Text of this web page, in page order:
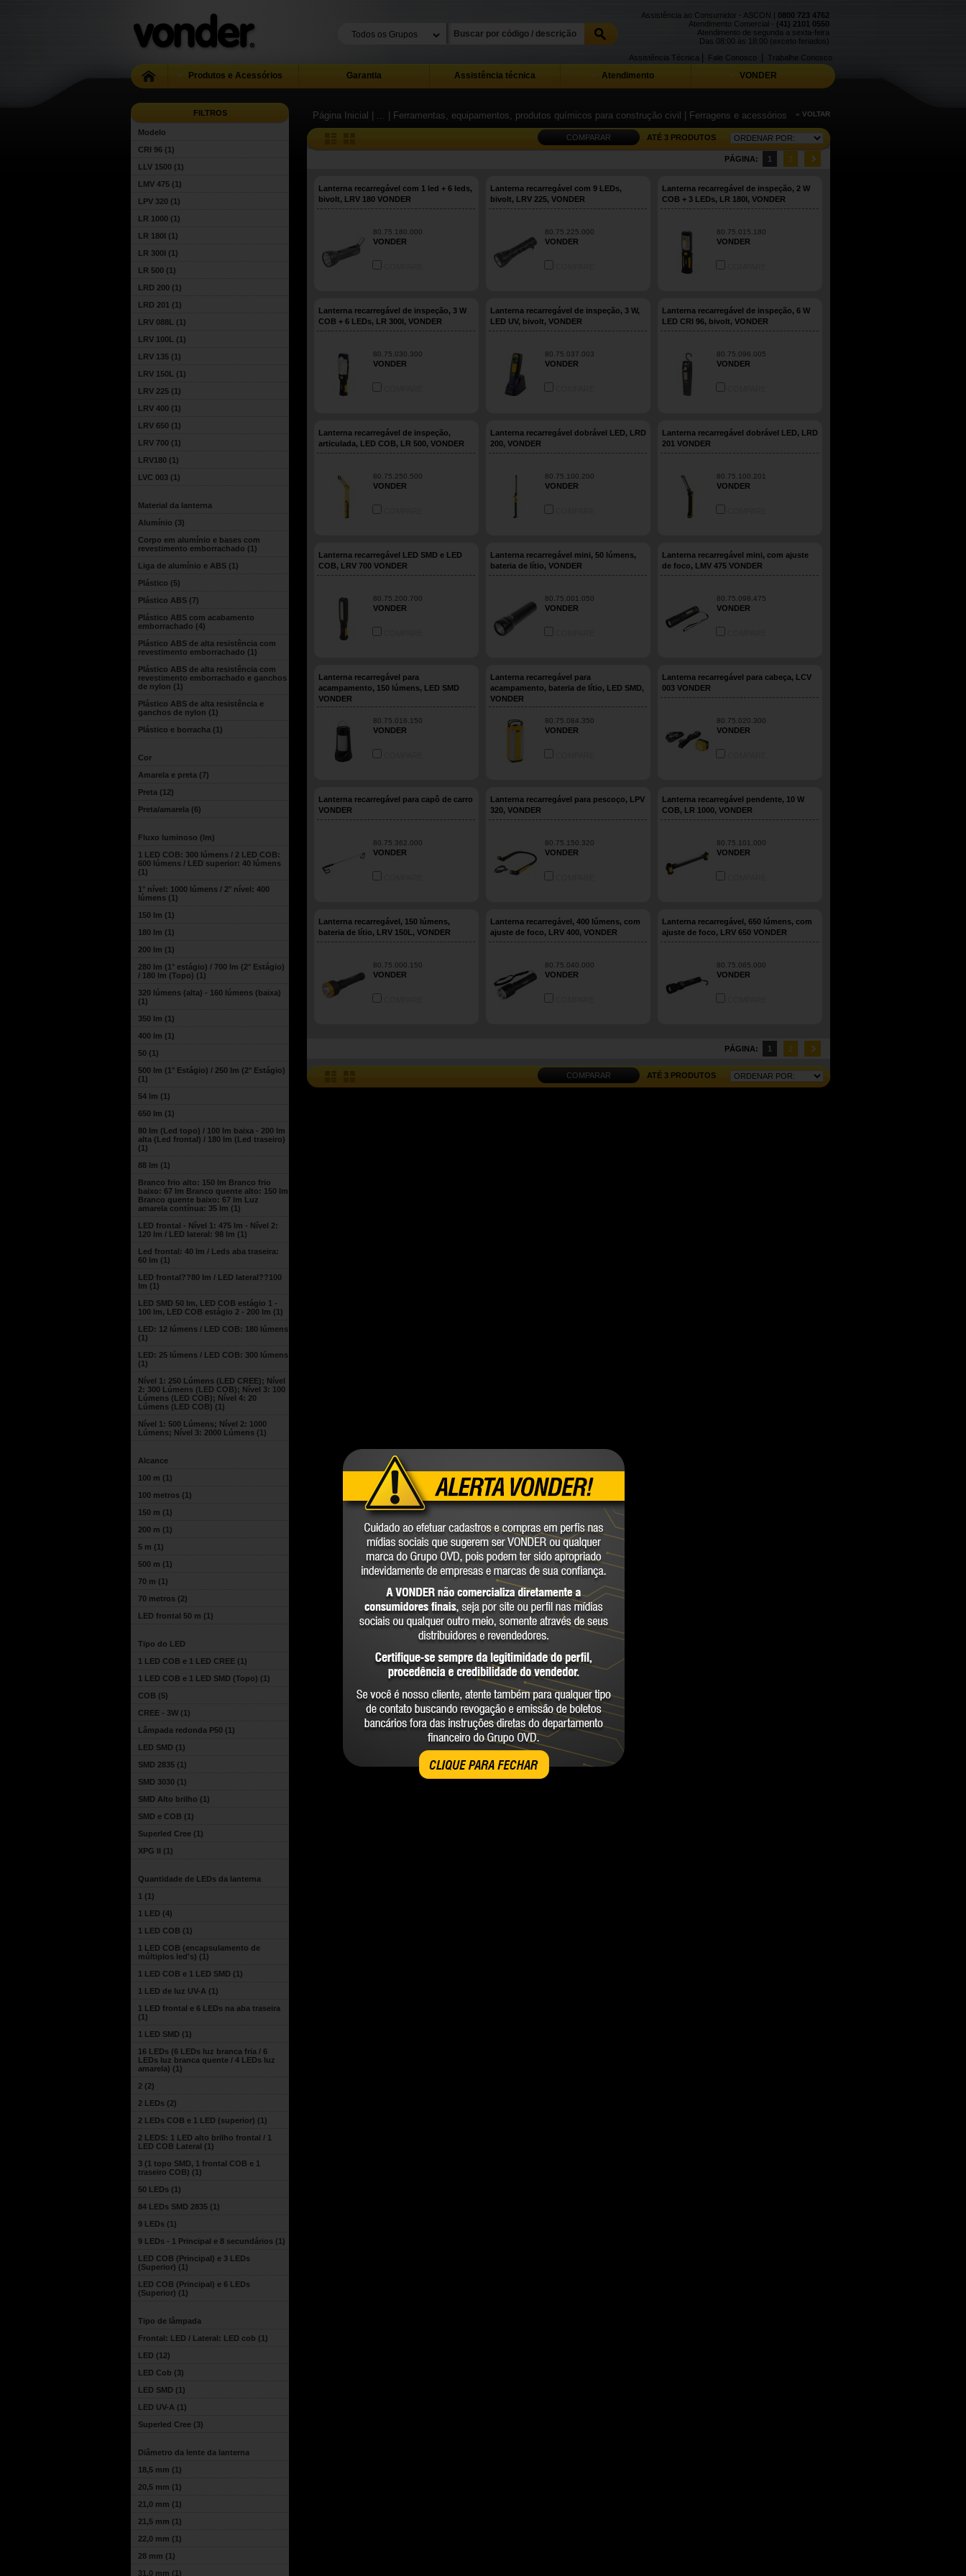
CLIQUE PARA FECHAR
Assistência ao Consumidor - ASCON | 0800 723 4762
Atendimento Comercial - (41) 2101 0550
Atendimento de segunda a sexta-feira
Das 08:00 às 18:00 (exceto feriados)
Trabalhe Conosco
Fale Conosco
Assistência Técnica
Produtos e Acessórios Garantia Assistência técnica Atendimento VONDER
FILTROS
Modelo
CRI 96 (1)
LLV 1500 (1)
LMV 475 (1)
LPV 320 (1)
LR 1000 (1)
LR 180I (1)
LR 300I (1)
LR 500 (1)
LRD 200 (1)
LRD 201 (1)
LRV 088L
(1)
LRV 100L
(1)
LRV 135 (1)
LRV 150L
(1)
LRV 225 (1)
LRV 400 (1)
LRV 650 (1)
LRV 700 (1)
LRV180 (1)
LVC 003 (1)
Material da lanterna
Alumínio (3)
Corpo em alumínio e bases com
revestimento emborrachado (1)
Liga de alumínio e ABS (1)
Plástico (5)
Plástico ABS (7)
Plástico ABS com acabamento
emborrachado (4)
Plástico ABS de alta resistência com
revestimento emborrachado (1)
Plástico ABS de alta resistência com
revestimento emborrachado e ganchos
de nylon (1)
Plástico ABS de alta resistência e
ganchos de nylon (1)
Plástico e borracha (1)
Cor
Amarela e preta (7)
Preta (12)
Preta/amarela (6)
Fluxo luminoso (lm)
1 LED COB: 300 lúmens / 2 LED COB:
600 lúmens / LED superior: 40 lúmens
(1)
1° nível: 1000 lúmens / 2° nível: 400
lúmens (1)
150 lm (1)
180 lm (1)
200 lm (1)
280 lm (1° estágio) / 700 lm (2° Estágio)
/ 180 lm (Topo) (1)
320 lúmens (alta) - 160 lúmens (baixa)
(1)
350 lm (1)
400 lm (1)
50 (1)
500 lm (1° Estágio) / 250 lm (2° Estágio)
(1)
54 lm (1)
650 lm (1)
80 lm (Led topo) / 100 lm baixa - 200 lm
alta (Led frontal) / 180 lm (Led traseiro)
(1)
88 lm (1)
Branco frio alto: 150 lm Branco frio
baixo: 67 lm Branco quente alto: 150 lm
Branco quente baixo: 67 lm Luz
amarela contínua: 35 lm (1)
LED frontal - Nível 1: 475 lm - Nível 2:
120 lm / LED lateral: 98 lm (1)
Led frontal: 40 lm / Leds aba traseira:
60 lm (1)
LED frontal??80 lm / LED lateral??100
lm (1)
LED SMD 50 lm, LED COB estágio 1 -
100 lm, LED COB estágio 2 - 200 lm (1)
LED: 12 lúmens / LED COB: 180 lúmens
(1)
LED: 25 lúmens / LED COB: 300 lúmens
(1)
Nível 1: 250 Lúmens (LED CREE); Nível
2: 300 Lúmens (LED COB); Nível 3: 100
Lúmens (LED COB); Nível 4: 20
Lúmens (LED COB) (1)
Nível 1: 500 Lúmens; Nível 2: 1000
Lúmens; Nível 3: 2000 Lúmens (1)
Alcance
100 m (1)
100 metros (1)
150 m (1)
200 m (1)
5 m (1)
500 m (1)
70 m (1)
70 metros (2)
LED frontal 50 m (1)
Tipo do LED
1 LED COB e 1 LED CREE (1)
1 LED COB e 1 LED SMD (Topo) (1)
COB (5)
CREE - 3W (1)
Lâmpada redonda P50 (1)
LED SMD (1)
SMD 2835 (1)
SMD 3030 (1)
SMD Alto brilho (1)
SMD e COB (1)
Superled Cree (1)
XPG II (1)
Quantidade de LEDs da lanterna
1 (1)
1 LED (4)
1 LED COB (1)
1 LED COB (encapsulamento de
múltiplos led's) (1)
1 LED COB e 1 LED SMD (1)
1 LED de luz UV-A (1)
1 LED frontal e 6 LEDs na aba traseira
(1)
1 LED SMD (1)
16 LEDs (6 LEDs luz branca fria / 6
LEDs luz branca quente / 4 LEDs luz
amarela) (1)
2 (2)
2 LEDs (2)
2 LEDs COB e 1 LED (superior) (1)
2 LEDS: 1 LED alto brilho frontal / 1
LED COB Lateral (1)
3 (1 topo SMD, 1 frontal COB e 1
traseiro COB) (1)
50 LEDs (1)
84 LEDs SMD 2835 (1)
9 LEDs (1)
9 LEDs - 1 Principal e 8 secundários (1)
LED COB (Principal) e 3 LEDs
(Superior) (1)
LED COB (Principal) e 6 LEDs
(Superior) (1)
Tipo de lâmpada
Frontal: LED / Lateral: LED cob (1)
LED (12)
LED Cob (3)
LED SMD (1)
LED UV-A (1)
Superled Cree (3)
Diâmetro da lente da lanterna
18,5 mm (1)
20,5 mm (1)
21,0 mm (1)
21,5 mm (1)
22,0 mm (1)
28 mm (1)
31,0 mm (1)
Página Inicial | ... | Ferramentas, equipamentos, produtos químicos para construção civil | Ferragens e acessórios « VOLTAR
COMPARAR ATÉ 3 PRODUTOS
PÁGINA: 1 2
Lanterna recarregável com 1 led + 6 leds,
bivolt, LRV 180 VONDER
80.75.180.000
VONDER
Lanterna recarregável com 9 LEDs,
bivolt, LRV 225, VONDER
80.75.225.000
VONDER
Lanterna recarregável de inspeção, 2 W
COB + 3 LEDs, LR 180I, VONDER
80.75.015.180
VONDER
Lanterna recarregável de inspeção, 3 W
COB + 6 LEDs, LR 300I, VONDER
80.75.030.300
VONDER
Lanterna recarregável de inspeção, 3 W,
LED UV, bivolt, VONDER
80.75.037.003
VONDER
Lanterna recarregável de inspeção, 6 W
LED CRI 96, bivolt, VONDER
80.75.096.005
VONDER
Lanterna recarregável de inspeção,
articulada, LED COB, LR 500, VONDER
80.75.250.500
VONDER
Lanterna recarregável dobrável LED, LRD
200, VONDER
80.75.100.200
VONDER
Lanterna recarregável dobrável LED, LRD
201 VONDER
80.75.100.201
VONDER
Lanterna recarregável LED SMD e LED
COB, LRV 700 VONDER
80.75.200.700
VONDER
Lanterna recarregável mini, 50 lúmens,
bateria de lítio, VONDER
80.75.001.050
VONDER
Lanterna recarregável mini, com ajuste
de foco, LMV 475 VONDER
80.75.098.475
VONDER
Lanterna recarregável para
acampamento, 150 lúmens, LED SMD
VONDER
80.75.016.150
VONDER
Lanterna recarregável para
acampamento, bateria de lítio, LED SMD,
VONDER
80.75.084.350
VONDER
Lanterna recarregável para cabeça, LCV
003 VONDER
80.75.020.300
VONDER
Lanterna recarregável para capô de carro
VONDER
80.75.362.000
VONDER
Lanterna recarregável para pescoço, LPV
320, VONDER
80.75.150.320
VONDER
Lanterna recarregável pendente, 10 W
COB, LR 1000, VONDER
80.75.101.000
VONDER
Lanterna recarregável, 150 lúmens,
bateria de lítio, LRV 150L, VONDER
80.75.000.150
VONDER
Lanterna recarregável, 400 lúmens, com
ajuste de foco, LRV 400, VONDER
80.75.040.000
VONDER
Lanterna recarregável, 650 lúmens, com
ajuste de foco, LRV 650 VONDER
80.75.065.000
VONDER
PÁGINA: 1 2
COMPARAR ATÉ 3 PRODUTOS